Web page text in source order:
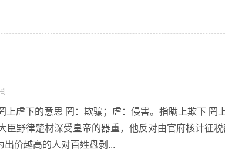
罔
上虐下的意思 罔：欺骗；虐：侵害。指瞒上欺下 罔
臣野律楚材深受皇帝的器重，他反对由官府核计征税
价越高的人对百姓盘剥...